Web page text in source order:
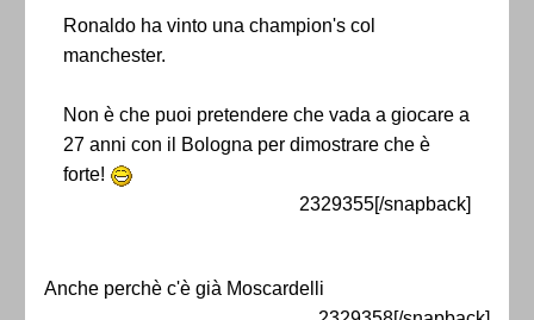
Ronaldo ha vinto una champion's col
manchester.
Non è che puoi pretendere che vada a giocare a
27 anni con il Bologna per dimostrare che è
forte!
2329355[/snapback]
Anche perchè c'è già Moscardelli